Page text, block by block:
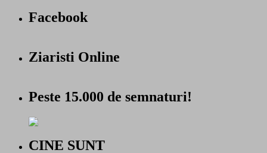
Facebook
Ziaristi Online
Peste 15.000 de semnaturi!
CINE SUNT